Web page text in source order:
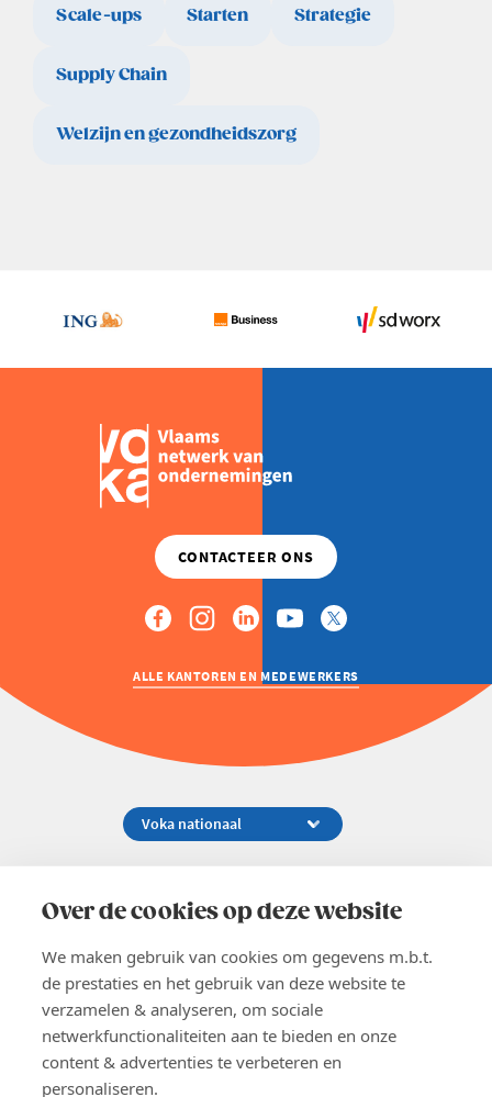
Over de cookies op deze website
We maken gebruik van cookies om gegevens m.b.t.
de prestaties en het gebruik van deze website te
verzamelen & analyseren, om sociale
netwerkfunctionaliteiten aan te bieden en onze
content & advertenties te verbeteren en
personaliseren.
Scale-ups Starten Strategie
Supply Chain
Welzijn en gezondheidszorg
ALLE KANTOREN EN MEDEWERKERS
02 229 81 11
EN